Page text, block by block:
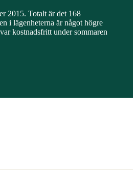
2015. Totalt är det 168
i lägenheterna är något högre
kostnadsfritt under sommaren